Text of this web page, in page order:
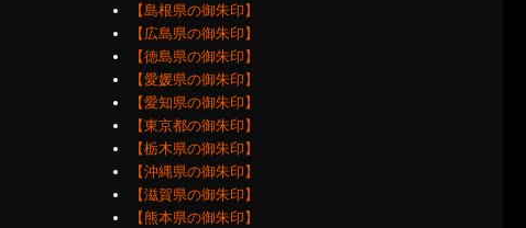
【島根県の御朱印】
【広島県の御朱印】
【徳島県の御朱印】
【愛媛県の御朱印】
【愛知県の御朱印】
【東京都の御朱印】
【栃木県の御朱印】
【沖縄県の御朱印】
【滋賀県の御朱印】
【熊本県の御朱印】